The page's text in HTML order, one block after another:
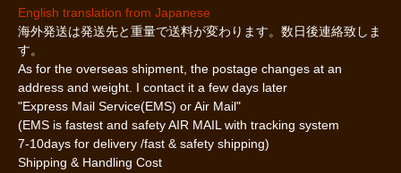
English translation from Japanese
海外発送は発送先と重量で送料が変わります。数日後連絡致しま
す。
As for the overseas shipment, the postage changes at an
address and weight. I contact it a few days later
"Express Mail Service(EMS) or Air Mail"
(EMS is fastest and safety AIR MAIL with tracking system
7-10days for delivery /fast & safety shipping)
Shipping & Handling Cost